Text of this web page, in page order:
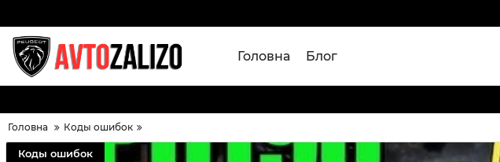
Головна Блог
Головна Коды ошибок
Коды ошибок